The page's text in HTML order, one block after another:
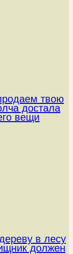
твою
достала
вещи
в лесу
должен